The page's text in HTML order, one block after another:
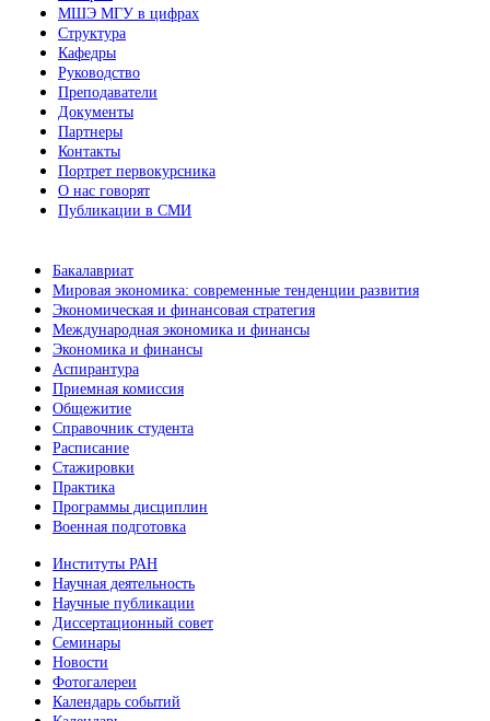
МШЭ МГУ в цифрах
Структура
Кафедры
Руководство
Преподаватели
Документы
Партнеры
Контакты
Портрет первокурсника
О нас говорят
Публикации в СМИ
Бакалавриат
Мировая экономика: современные тенденции развития
Экономическая и финансовая стратегия
Международная экономика и финансы
Экономика и финансы
Аспирантура
Приемная комиссия
Общежитие
Справочник студента
Расписание
Стажировки
Практика
Программы дисциплин
Военная подготовка
Институты РАН
Научная деятельность
Научные публикации
Диссертационный совет
Семинары
Новости
Фотогалереи
Календарь событий